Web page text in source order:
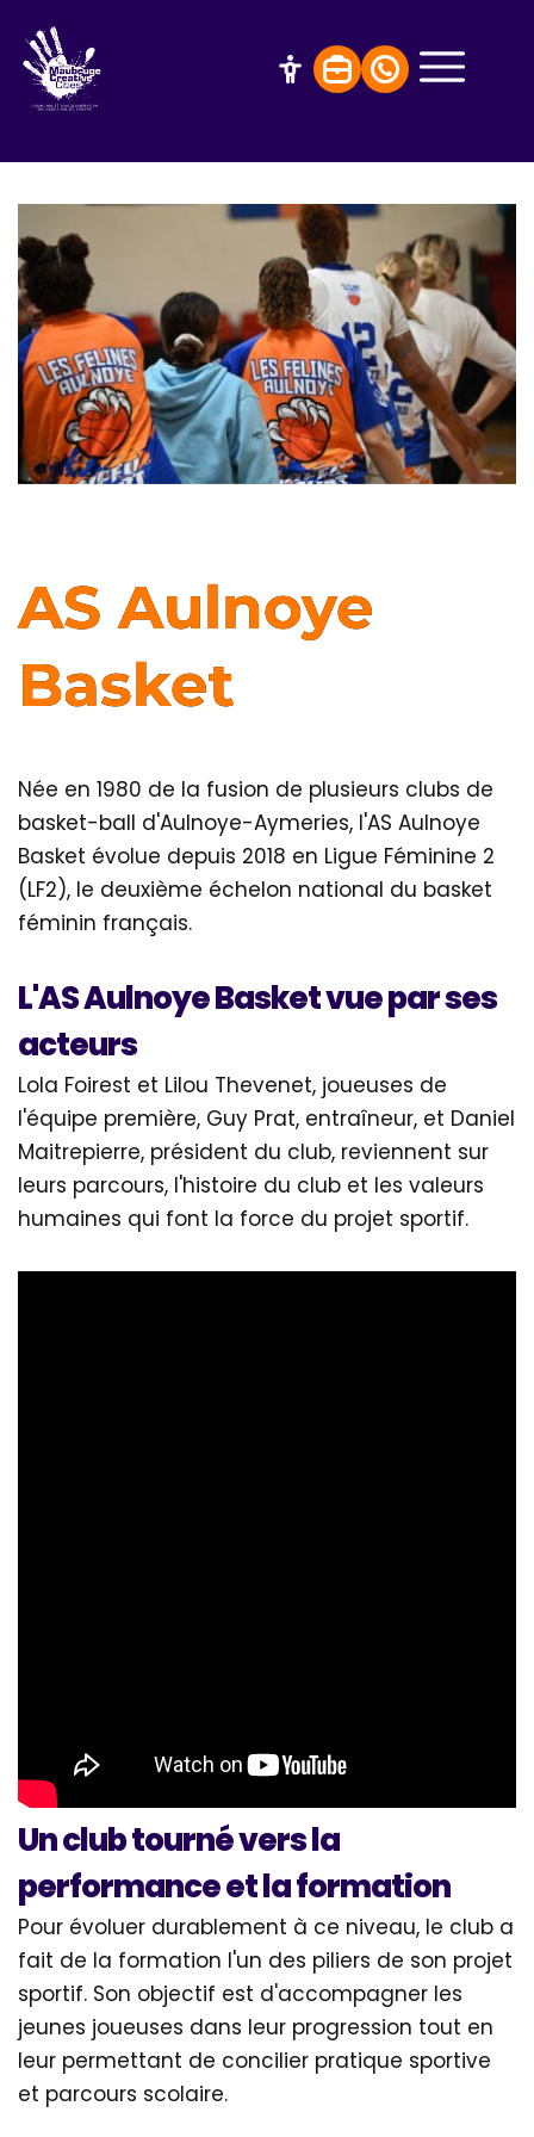
AS Aulnoye
Basket
Née en 1980 de la fusion de plusieurs clubs de
basket-ball d'Aulnoye-Aymeries, l'AS Aulnoye
Basket évolue depuis 2018 en Ligue Féminine 2
(LF2), le deuxième échelon national du basket
féminin français.
L'AS Aulnoye Basket vue par ses
acteurs
Lola Foirest et Lilou Thevenet, joueuses de
l'équipe première, Guy Prat, entraîneur, et Daniel
Maitrepierre, président du club, reviennent sur
leurs parcours, l'histoire du club et les valeurs
humaines qui font la force du projet sportif.
Un club tourné vers la
performance et la formation
Pour évoluer durablement à ce niveau, le club a
fait de la formation l'un des piliers de son projet
sportif. Son objectif est d'accompagner les
jeunes joueuses dans leur progression tout en
leur permettant de concilier pratique sportive
et parcours scolaire.